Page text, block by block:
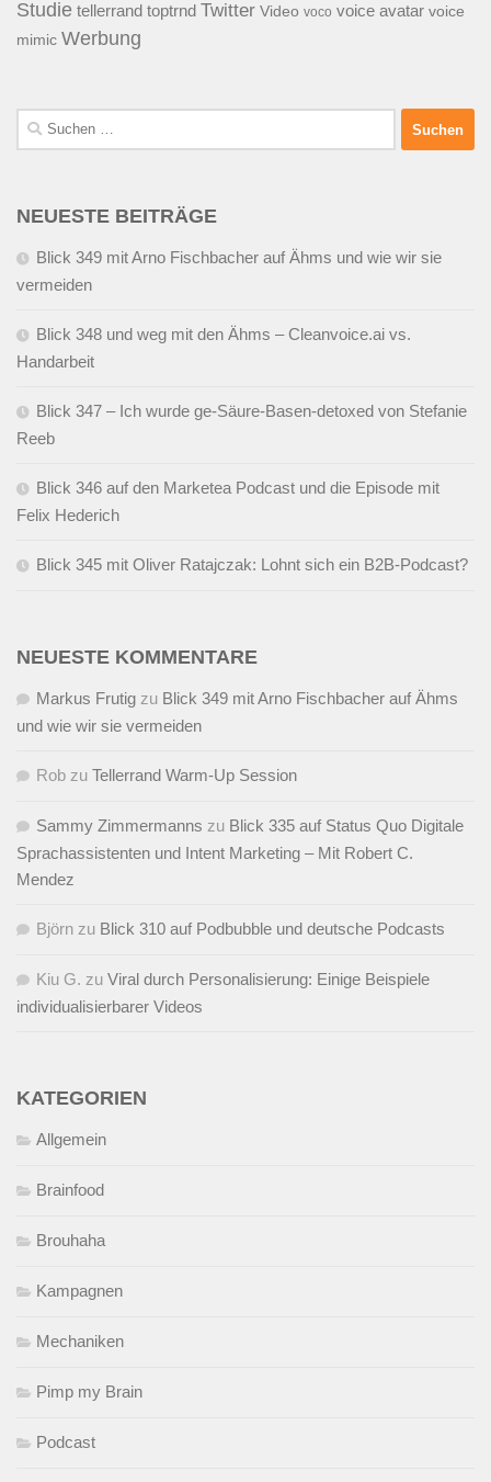
Studie tellerrand toptrnd Twitter Video voco voice avatar voice
mimic Werbung
Suchen
nach:
NEUESTE BEITRÄGE
Blick 349 mit Arno Fischbacher auf Ähms und wie wir sie
vermeiden
Blick 348 und weg mit den Ähms – Cleanvoice.ai vs.
Handarbeit
Blick 347 – Ich wurde ge-Säure-Basen-detoxed von Stefanie
Reeb
Blick 346 auf den Marketea Podcast und die Episode mit
Felix Hederich
Blick 345 mit Oliver Ratajczak: Lohnt sich ein B2B-Podcast?
NEUESTE KOMMENTARE
Markus Frutig zu Blick 349 mit Arno Fischbacher auf Ähms
und wie wir sie vermeiden
Rob zu Tellerrand Warm-Up Session
Sammy Zimmermanns zu Blick 335 auf Status Quo Digitale
Sprachassistenten und Intent Marketing – Mit Robert C.
Mendez
Björn zu Blick 310 auf Podbubble und deutsche Podcasts
Kiu G. zu Viral durch Personalisierung: Einige Beispiele
individualisierbarer Videos
KATEGORIEN
Allgemein
Brainfood
Brouhaha
Kampagnen
Mechaniken
Pimp my Brain
Podcast